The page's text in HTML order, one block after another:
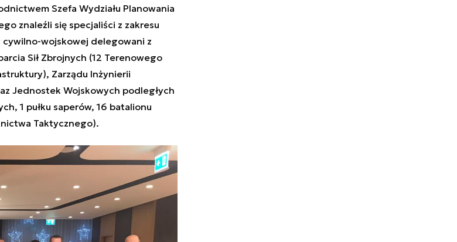
Szefa Wydziału Planowania
znaleźli się specjaliści z zakresu
wojskowej delegowani z
Sił Zbrojnych (12 Terenowego
Zarządu Inżynierii
Jednostek Wojskowych podległych
1 pułku saperów, 16 batalionu
Taktycznego).